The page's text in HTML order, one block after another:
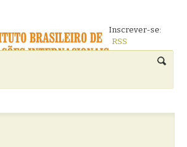
Inscrever-se:
RSS